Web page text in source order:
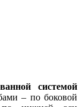
системой
– по боковой